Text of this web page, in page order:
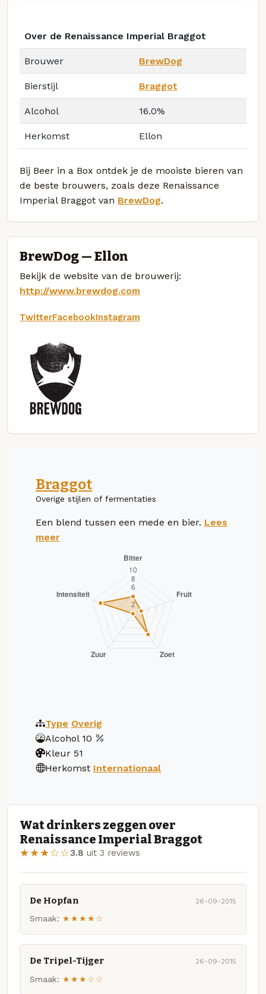
Over de Renaissance Imperial Braggot
Brouwer BrewDog
Bierstijl Braggot
Alcohol 16.0%
Herkomst Ellon
Bij Beer in a Box ontdek je de mooiste bieren van
de beste brouwers, zoals deze Renaissance
Imperial Braggot van BrewDog.
BrewDog — Ellon
Bekijk de website van de brouwerij:
http://www.brewdog.com
TwitterFacebookInstagram
Braggot
Overige stijlen of fermentaties
Een blend tussen een mede en bier. Lees
meer
Type Overig
Alcohol 10
Kleur 51
Herkomst Internationaal
Wat drinkers zeggen over
Renaissance Imperial Braggot
★★★☆☆3.8 uit 3 reviews
De Hopfan 26-09-2015
Smaak: ★★★★☆
De Tripel-Tijger 26-09-2015
Smaak: ★★★☆☆